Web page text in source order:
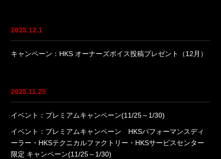
2025.12.1
キャンペーン：HKS オーナーズボイス投稿プレゼント（12月）
2025.11.25
イベント：プレミアムキャンペーン(11/25～1/30)
イベント：プレミアムキャンペーン HKSパフォーマンスディ
ーラー・HKSテクニカルファクトリー・HKSサービスセンター
限定 キャンペーン(11/25～1/30)